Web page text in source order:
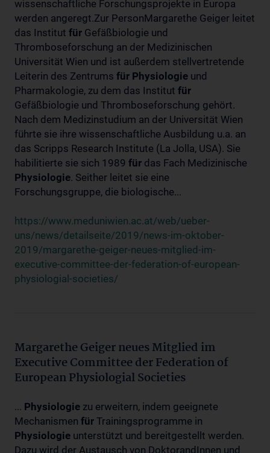
wissenschaftliche Forschungsprojekte in Europa
werden angeregt.Zur PersonMargarethe Geiger leitet
das Institut für Gefäßbiologie und
Thromboseforschung an der Medizinischen
Universität Wien und ist außerdem stellvertretende
Leiterin des Zentrums für Physiologie und
Pharmakologie, zu dem das Institut für
Gefäßbiologie und Thromboseforschung gehört.
Nach dem Medizinstudium an der Universität Wien
führte sie ihre wissenschaftliche Ausbildung u.a. an
das Scripps Research Institute (La Jolla, USA). Sie
habilitierte sie sich 1989 für das Fach Medizinische
Physiologie. Seither leitet sie eine
Forschungsgruppe, die biologische...
https://www.meduniwien.ac.at/web/ueber-
uns/news/detailseite/2019/news-im-oktober-
2019/margarethe-geiger-neues-mitglied-im-
executive-committee-der-federation-of-european-
physiologial-societies/
Margarethe Geiger neues Mitglied im
Executive Committee der Federation of
European Physiologial Societies
... Physiologie zu erweitern, indem geeignete
Mechanismen für Trainingsprogramme in
Physiologie unterstützt und bereitgestellt werden.
Dazu wird der Austausch von DoktorandInnen und